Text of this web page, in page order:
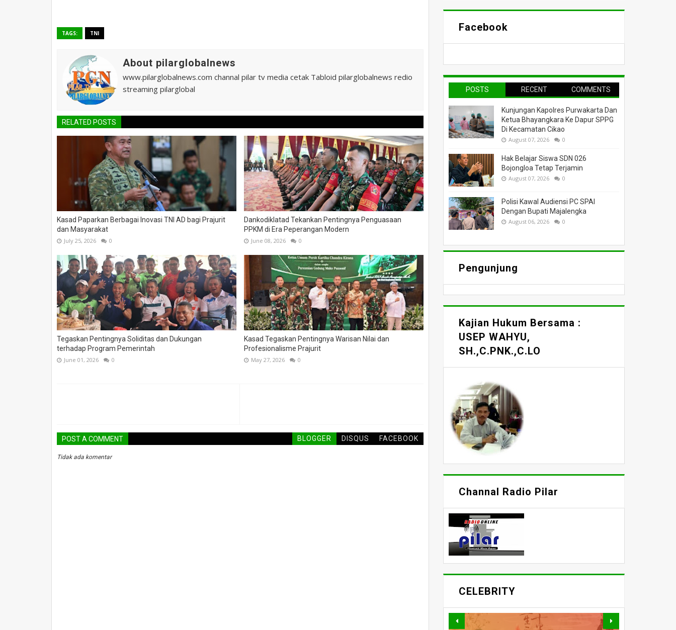
TAGS: TNI
About pilarglobalnews
www.pilarglobalnews.com channal pilar tv media cetak Tabloid pilarglobalnews redio
streaming pilarglobal
RELATED POSTS
Kasad Paparkan Berbagai Inovasi TNI AD bagi Prajurit
dan Masyarakat
July 25, 2026 0
Dankodiklatad Tekankan Pentingnya Penguasaan
PPKM di Era Peperangan Modern
June 08, 2026 0
Tegaskan Pentingnya Soliditas dan Dukungan
terhadap Program Pemerintah
June 01, 2026 0
Kasad Tegaskan Pentingnya Warisan Nilai dan
Profesionalisme Prajurit
May 27, 2026 0
POST A COMMENT BLOGGER DISQUS FACEBOOK
Tidak ada komentar
Facebook
POSTS RECENT COMMENTS
Kunjungan Kapolres Purwakarta Dan
Ketua Bhayangkara Ke Dapur SPPG
Di Kecamatan Cikao
August 07, 2026 0
Hak Belajar Siswa SDN 026
Bojongloa Tetap Terjamin
August 07, 2026 0
Polisi Kawal Audiensi PC SPAI
Dengan Bupati Majalengka
August 06, 2026 0
Pengunjung
Kajian Hukum Bersama :
USEP WAHYU,
SH.,C.PNK.,C.LO
Channal Radio Pilar
CELEBRITY